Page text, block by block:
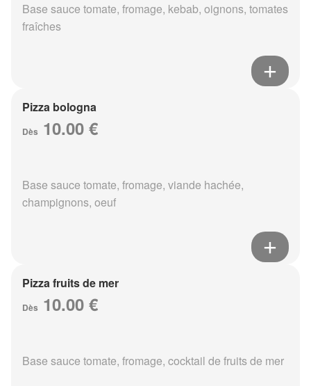
Base sauce tomate, fromage, kebab, oignons, tomates
fraîches
Pizza bologna
Dès 10.00 €
Base sauce tomate, fromage, viande hachée,
champignons, oeuf
Pizza fruits de mer
Dès 10.00 €
Base sauce tomate, fromage, cocktail de fruits de mer